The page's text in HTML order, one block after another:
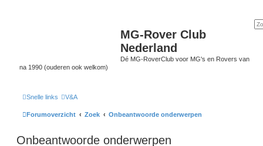
MG-Rover Club
Nederland
Dé MG-RoverClub voor MG's en Rovers van
na 1990 (ouderen ook welkom)
Snelle links V&A
Forumoverzicht Zoek Onbeantwoorde onderwerpen
Onbeantwoorde onderwerpen